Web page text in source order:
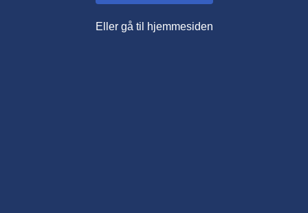
Eller gå til hjemmesiden